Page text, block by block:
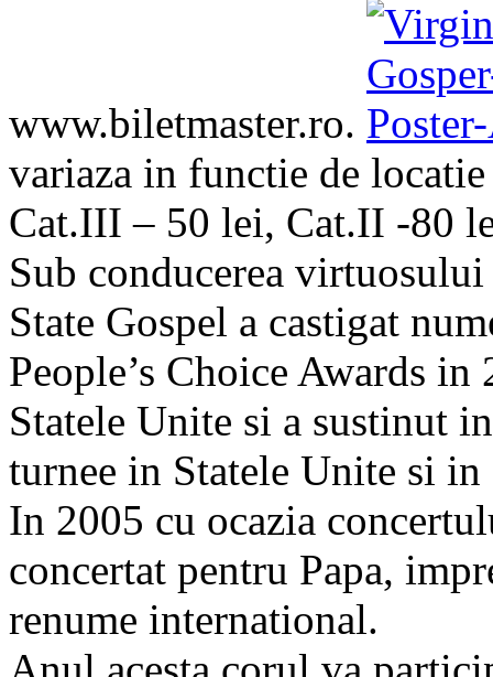
www.biletmaster.ro.
variaza in functie de
Cat.III – 50 lei, Cat.II -80
Sub conducerea
State Gospel a castigat
People’s Choice Awards
Statele Unite si a sustinut
turnee in Statele Unite si in
In 2005 cu ocazia
concertat pentru Papa,
renume international.